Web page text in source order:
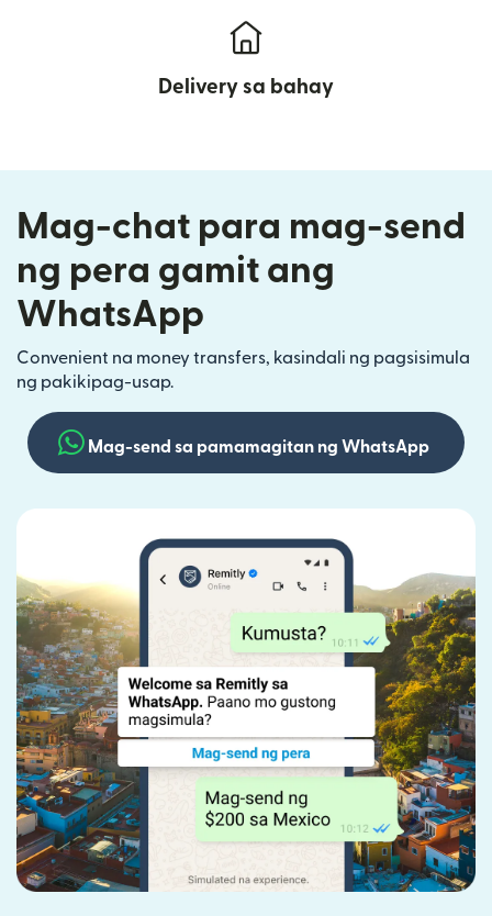
Delivery sa bahay
Mag-chat para mag-send
ng pera gamit ang
WhatsApp
Convenient na money transfers, kasindali ng pagsisimula
ng pakikipag-usap.
Mag-send sa pamamagitan ng WhatsApp